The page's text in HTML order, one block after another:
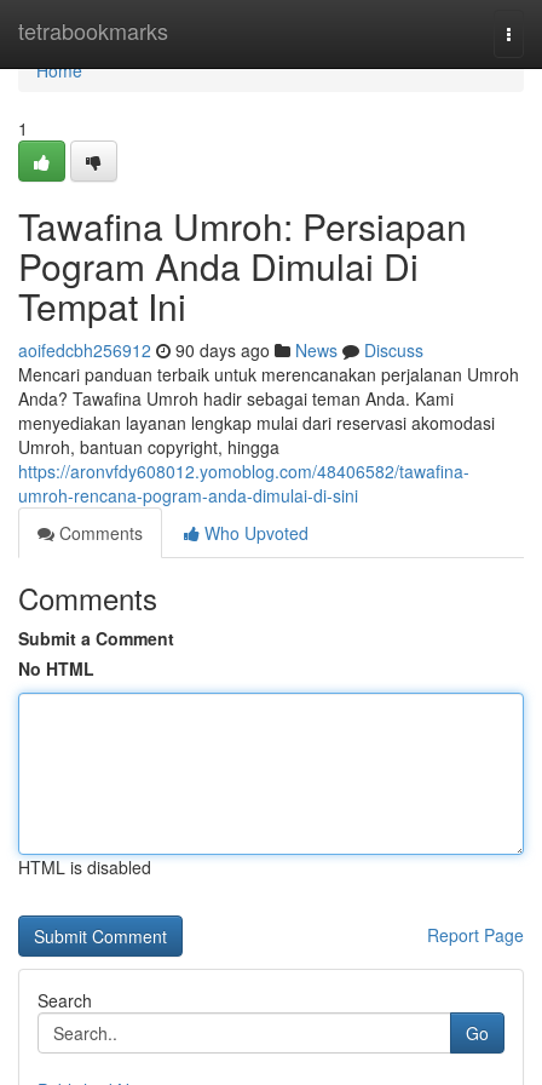
tetrabookmarks
Home
Home
1
Tawafina Umroh: Persiapan
Pogram Anda Dimulai Di
Tempat Ini
aoifedcbh256912 90 days ago News
Discuss
Mencari panduan terbaik untuk merencanakan perjalanan Umroh
Anda? Tawafina Umroh hadir sebagai teman Anda. Kami
menyediakan layanan lengkap mulai dari reservasi akomodasi
Umroh, bantuan copyright, hingga
https://aronvfdy608012.yomoblog.com/48406582/tawafina-
umroh-rencana-pogram-anda-dimulai-di-sini
Comments
Who Upvoted
Comments
Submit a Comment
No HTML
HTML is disabled
Report Page
Search
Go